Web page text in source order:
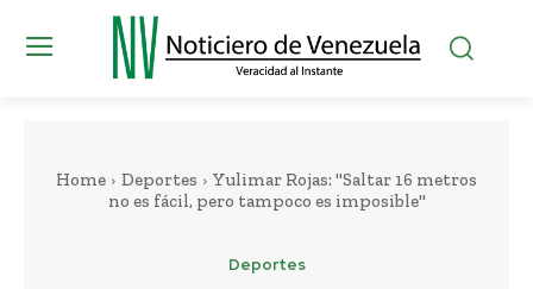
Home Deportes
Yulimar Rojas: "Saltar 16 metros
no es fácil, pero tampoco es imposible"
Deportes